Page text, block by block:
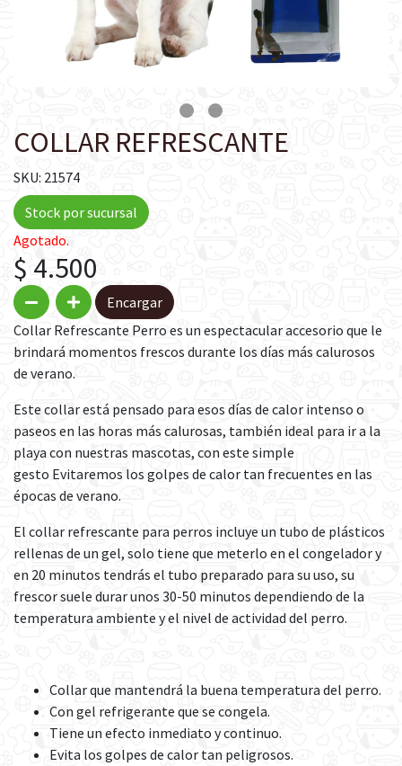
COLLAR REFRESCANTE
SKU: 21574
Stock por sucursal
Agotado.
$ 4.500
Encargar
Collar Refrescante Perro es un espectacular accesorio que le
brindará momentos frescos durante los días más calurosos
de verano.
Este collar está pensado para esos días de calor intenso o
paseos en las horas más calurosas, también ideal para ir a la
playa con nuestras mascotas, con este simple
gesto Evitaremos los golpes de calor tan frecuentes en las
épocas de verano.
El collar refrescante para perros incluye un tubo de plásticos
rellenas de un gel, solo tiene que meterlo en el congelador y
en 20 minutos tendrás el tubo preparado para su uso, su
frescor suele durar unos 30-50 minutos dependiendo de la
temperatura ambiente y el nivel de actividad del perro.
Collar que mantendrá la buena temperatura del perro.
Con gel refrigerante que se congela.
Tiene un efecto inmediato y continuo.
Evita los golpes de calor tan peligrosos.